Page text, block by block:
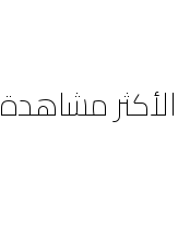
الأكثر مشاهدة